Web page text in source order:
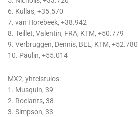
6. Kullas, +35.570
7. van Horebeek, +38.942
8. Teillet, Valentin, FRA, KTM, +50.779
9. Verbruggen, Dennis, BEL, KTM, +52.780
10. Paulin, +55.014
MX2, yhteistulos:
1. Musquin, 39
2. Roelants, 38
3. Simpson, 33